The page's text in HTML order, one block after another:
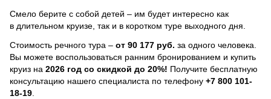
Смело берите с собой детей – им будет интересно как
в длительном круизе, так и в коротком туре выходного дня.
Стоимость речного тура – от 90 177 руб. за одного человека.
Вы можете воспользоваться ранним бронированием и купить
круиз на 2026 год со скидкой до 20%! Получите бесплатную
консультацию нашего специалиста по телефону +7 800 101-
18-19